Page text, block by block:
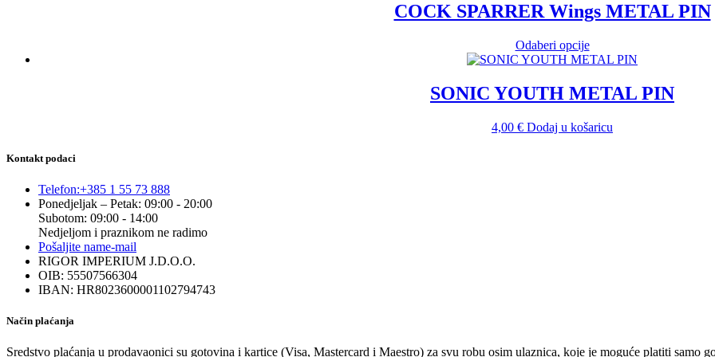
COCK SPARRER Wings METAL PIN
Odaberi opcijeOvaj
proizvod
više
varijanti.
se
SONIC YOUTH METAL PIN
4,00 € Dodaj u košaricu
Kontakt podaci
Telefon:+385 1 55 73 888
Ponedjeljak – Petak: 09:00 - 20:00
Subotom: 09:00 - 14:00
Nedjeljom i praznikom ne radimo
Pošaljite name-mail
RIGOR IMPERIUM J.D.O.O.
OIB: 55507566304
IBAN: HR8023600001102794743
Način plaćanja
Sredstvo plaćanja u prodavaonici su gotovina i kartice (Visa, Mastercard i Maestro) za svu robu osim ulaznica, koje je moguće platiti samo